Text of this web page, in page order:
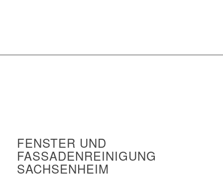
FENSTER UND
FASSADENREINIGUNG
SACHSENHEIM